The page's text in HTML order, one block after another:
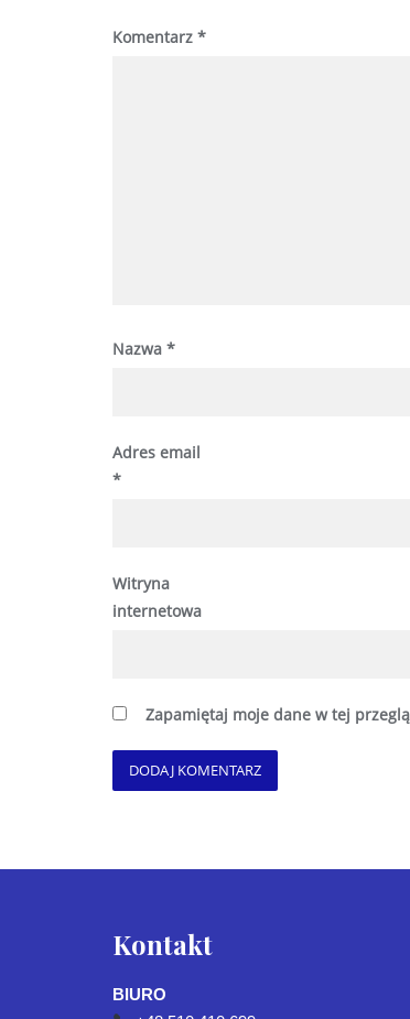
Komentarz *
Nazwa *
Adres email
*
Witryna
internetowa
Zapamiętaj moje dane w tej
Kontakt
BIURO